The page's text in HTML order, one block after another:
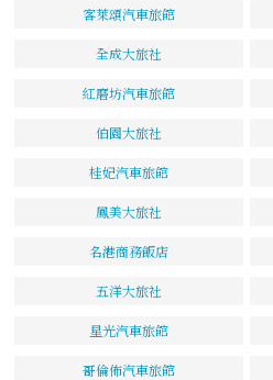
客萊頌汽車旅館
全成大旅社
紅磨坊汽車旅館
伯園大旅社
桂妃汽車旅館
鳳美大旅社
名港商務飯店
五洋大旅社
星光汽車旅館
哥倫佈汽車旅館